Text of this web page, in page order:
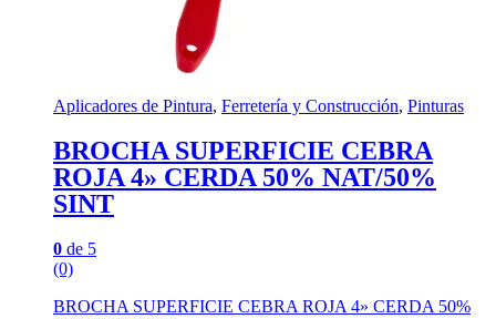
Aplicadores de Pintura, Ferretería y Construcción, Pinturas
BROCHA SUPERFICIE CEBRA
ROJA 4» CERDA 50% NAT/50%
SINT
0 de 5
(0)
BROCHA SUPERFICIE CEBRA ROJA 4» CERDA 50%